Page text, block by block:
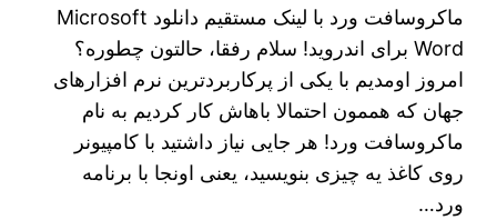
ماکروسافت ورد با لینک مستقیم دانلود Microsoft
Word برای اندروید! سلام رفقا، حالتون چطوره؟
امروز اومدیم با یکی از پرکاربردترین نرم افزارهای
جهان که هممون احتمالا باهاش کار کردیم به نام
ماکروسافت ورد! هر جایی نیاز داشتید با کامپیونر
روی کاغذ یه چیزی بنویسید، یعنی اونجا با برنامه
ورد…